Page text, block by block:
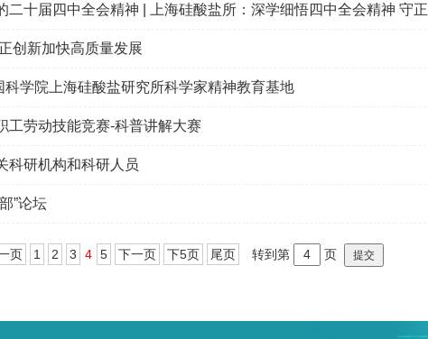
届四中全会精神 | 上海硅酸盐所：深学细悟四中全会精神 守正创新加快高质量发展
创新加快高质量发展
科学院上海硅酸盐研究所科学家精神教育基地
工劳动技能竞赛-科普讲解大赛
科研机构和科研人员
”论坛
页 1 2 3 4 5 下一页 下5页 尾页 转到第 页